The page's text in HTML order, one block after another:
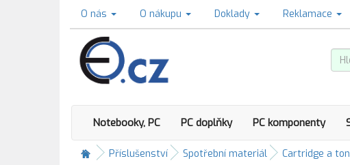
O nás O nákupu Doklady Reklamace
Notebooky, PC PC doplňky PC komponenty
Příslušenství Spotřební materiál Cartridge a